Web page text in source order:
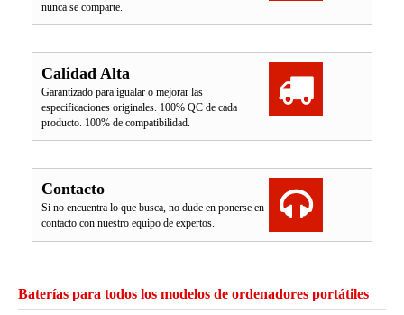
nunca se comparte.
Calidad Alta
Garantizado para igualar o mejorar las
especificaciones originales. 100% QC de cada
producto. 100% de compatibilidad.
Contacto
Si no encuentra lo que busca, no dude en ponerse en
contacto con nuestro equipo de expertos.
Baterías para todos los modelos de ordenadores portátiles